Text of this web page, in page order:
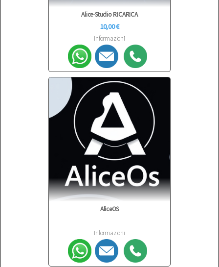
Alice-Studio RICARICA
10,00 €
Informazioni
AliceOS
Informazioni